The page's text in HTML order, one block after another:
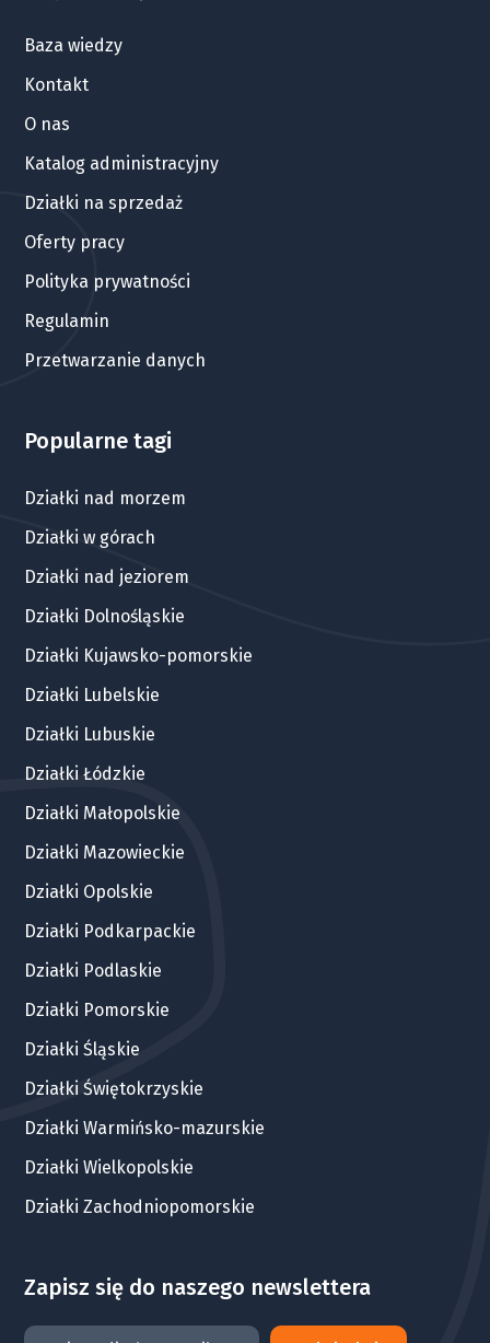
Baza wiedzy
Kontakt
O nas
Katalog administracyjny
Działki na sprzedaż
Oferty pracy
Polityka prywatności
Regulamin
Przetwarzanie danych
Popularne tagi
Działki nad morzem
Działki w górach
Działki nad jeziorem
Działki Dolnośląskie
Działki Kujawsko-pomorskie
Działki Lubelskie
Działki Lubuskie
Działki Łódzkie
Działki Małopolskie
Działki Mazowieckie
Działki Opolskie
Działki Podkarpackie
Działki Podlaskie
Działki Pomorskie
Działki Śląskie
Działki Świętokrzyskie
Działki Warmińsko-mazurskie
Działki Wielkopolskie
Działki Zachodniopomorskie
Zapisz się do naszego newslettera